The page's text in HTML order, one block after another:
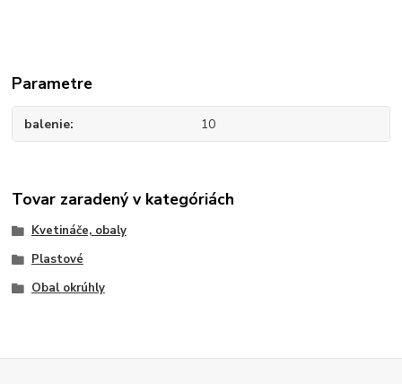
Parametre
balenie 10
Tovar zaradený v kategóriách
Kvetináče, obaly
Plastové
Obal okrúhly